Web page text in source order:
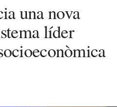
una nova
líder